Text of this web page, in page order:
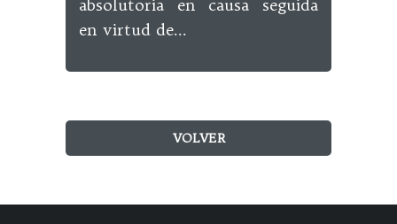
absolutoria en causa seguida
en virtud de...
VOLVER